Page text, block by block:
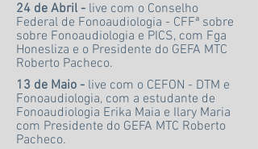
24 de Abril - live com o Conselho
Federal de Fonoaudiologia - CFFª sobre
sobre Fonoaudiologia e PICS, com Fga
Honesliza e o Presidente do GEFA MTC
Roberto Pacheco.
13 de Maio - live com o CEFON - DTM e
Fonoaudiologia, com a estudante de
Fonoaudiologia Erika Maia e Ilary Maria
com Presidente do GEFA MTC Roberto
Pacheco.